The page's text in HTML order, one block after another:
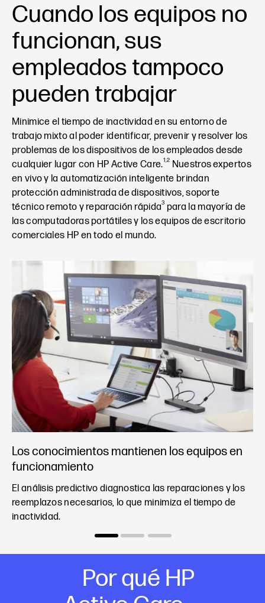
Cuando los equipos no
funcionan, sus
empleados tampoco
pueden trabajar
Minimice el tiempo de inactividad en su entorno de
trabajo mixto al poder identificar, prevenir y resolver los
problemas de los dispositivos de los empleados desde
cualquier lugar con HP Active Care.1,2 Nuestros expertos
en vivo y la automatización inteligente brindan
protección administrada de dispositivos, soporte
técnico remoto y reparación rápida3 para la mayoría de
las computadoras portátiles y los equipos de escritorio
comerciales HP en todo el mundo.
Los conocimientos mantienen los equipos en
funcionamiento
El análisis predictivo diagnostica las reparaciones y los
reemplazos necesarios, lo que minimiza el tiempo de
inactividad.
Por qué HP